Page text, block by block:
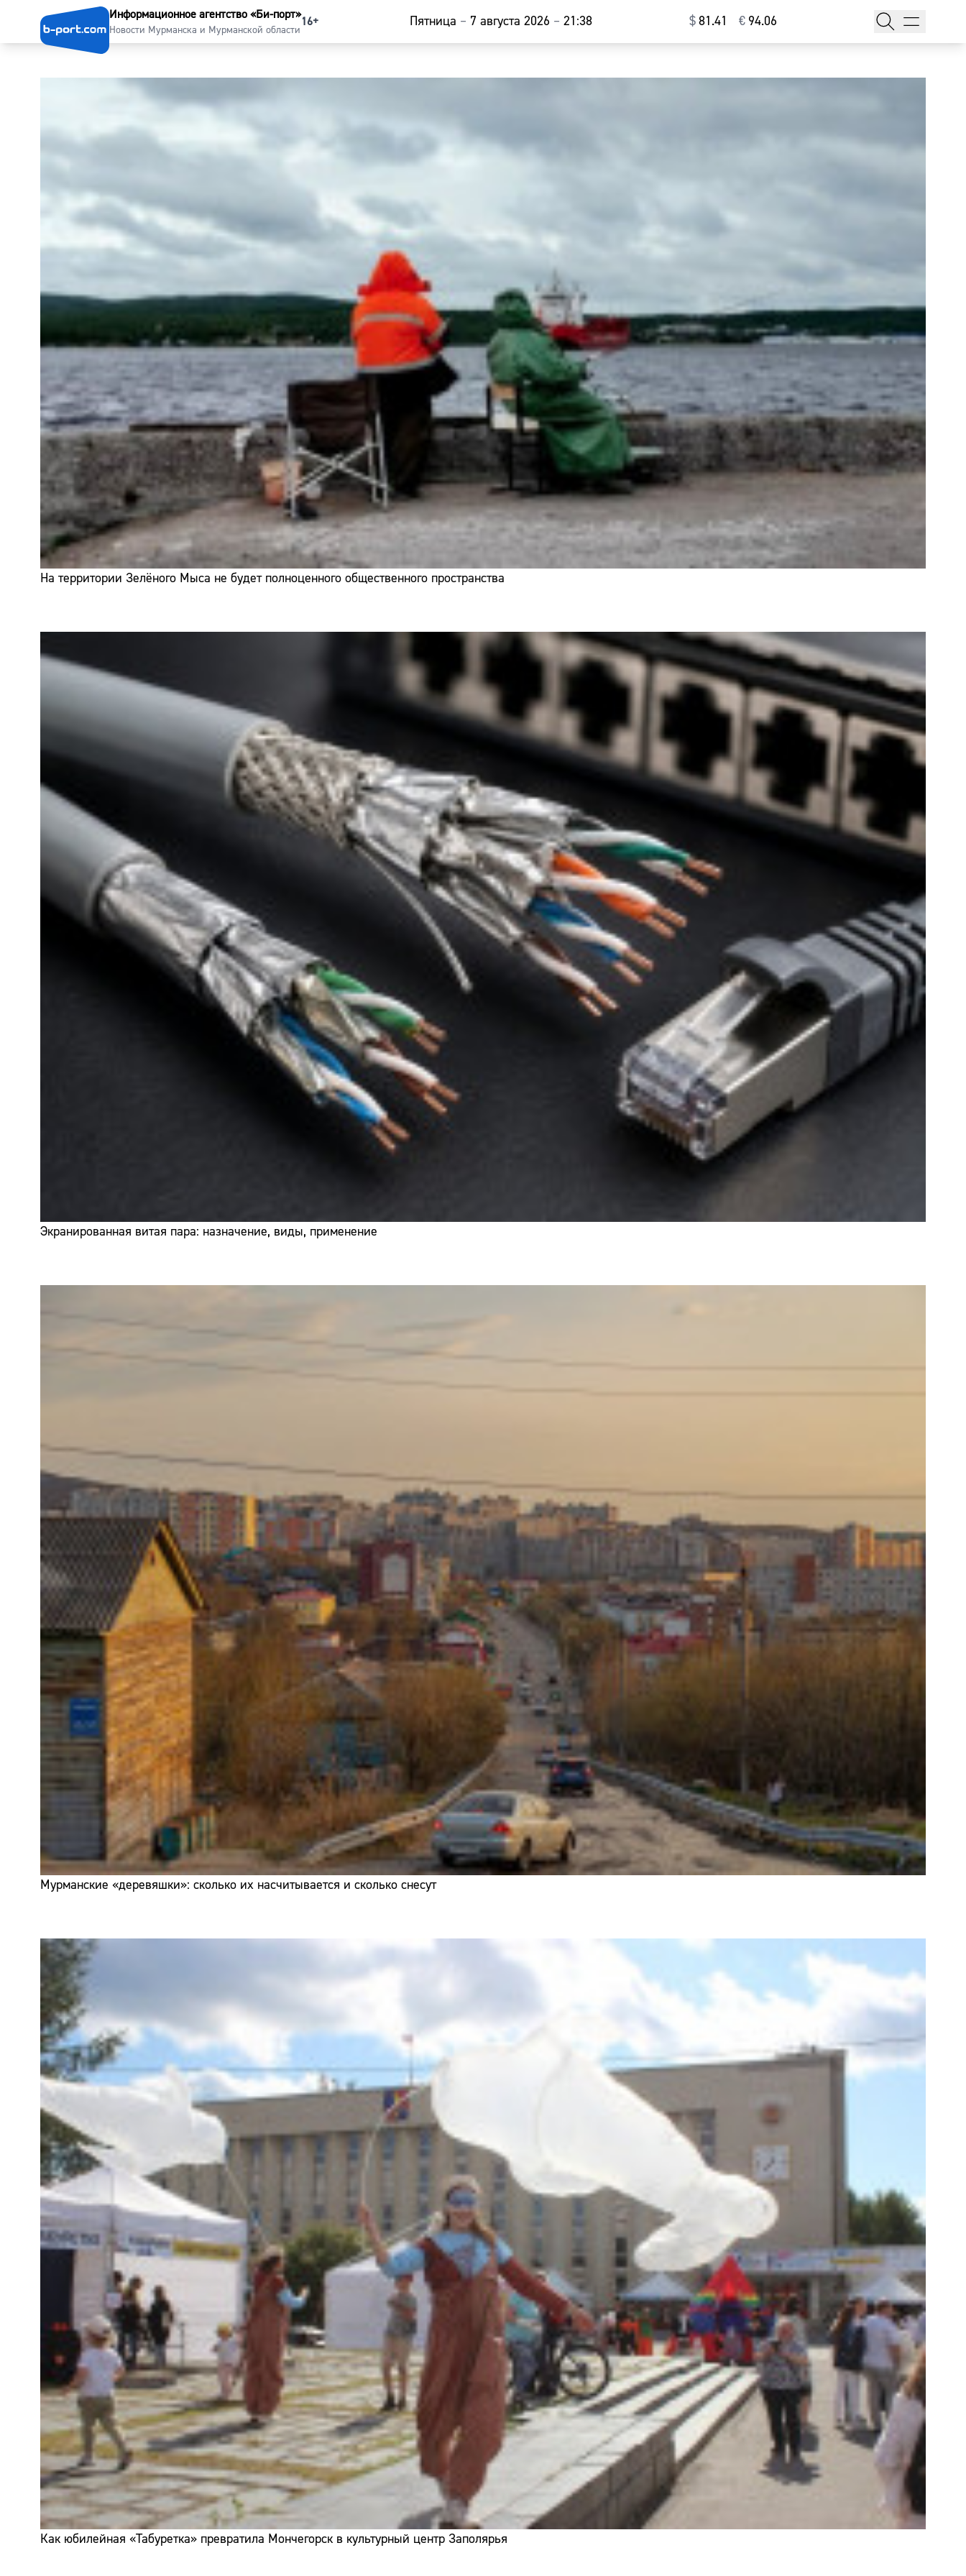
Информационное агентство «Би-порт»
Новости Мурманска и Мурманской области
16+ Пятница – 7 августа 2026 – 21:38 $⁠81.41 € ⁠94.06
На территории Зелёного Мыса не будет полноценного общественного пространства
Экранированная витая пара: назначение, виды, применение
Мурманские «деревяшки»: сколько их насчитывается и сколько снесут
Как юбилейная «Табуретка» превратила Мончегорск в культурный центр Заполярья
Наши гости
Погода
Курсы валют
Сайт:
Адрес:
Телефон: